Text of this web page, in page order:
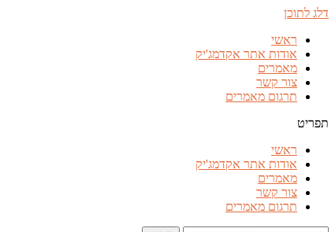
דלג לתוכן
ראשי
אודות אתר אקדמג'יק
מאמרים
צור קשר
תרגום מאמרים
תפריט
ראשי
אודות אתר אקדמג'יק
מאמרים
צור קשר
תרגום מאמרים